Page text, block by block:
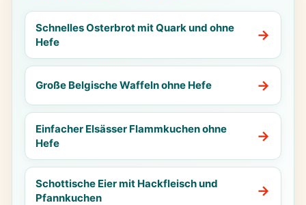
Schnelles Osterbrot mit Quark und ohne
Hefe
Große Belgische Waffeln ohne Hefe
Einfacher Elsässer Flammkuchen ohne
Hefe
Schottische Eier mit Hackfleisch und
Pfannkuchen